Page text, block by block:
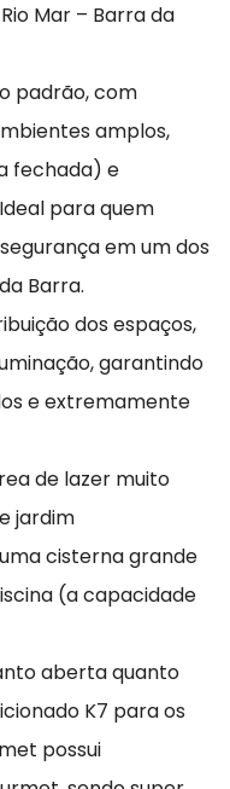
Mar – Barra da
padrão, com
amplos,
fechada) e
para quem
em um dos
Barra.
dos espaços,
garantindo
e extremamente
de lazer muito
jardim
cisterna grande
(a capacidade
aberta quanto
K7 para os
possui